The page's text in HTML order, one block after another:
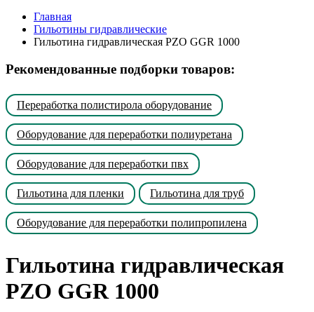
Главная
Гильотины гидравлические
Гильотина гидравлическая PZO GGR 1000
Рекомендованные подборки товаров:
Переработка полистирола оборудование
Оборудование для переработки полиуретана
Оборудование для переработки пвх
Гильотина для пленки Гильотина для труб
Оборудование для переработки полипропилена
Гильотина гидравлическая
PZO GGR 1000